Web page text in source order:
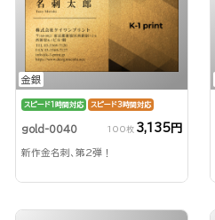
金銀
スピード1時間対応 スピード3時間対応
gold-0040 100枚 3,135円
新作金名刺、第2弾！